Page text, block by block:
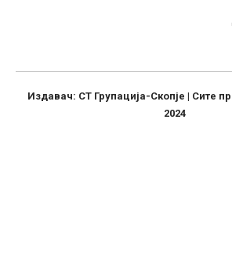
Издавач: СТ Групација-Скопје | Сите
2024